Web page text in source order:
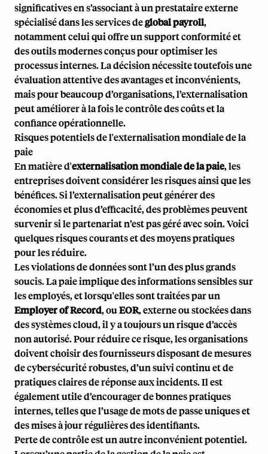
significatives en s’associant à un prestataire externe
spécialisé dans les services deglobal payroll,
notamment celui qui offre un support conformité et
des outils modernes conçus pour optimiser les
processus internes. La décision nécessite toutefois une
évaluation attentive des avantages et inconvénients,
mais pour beaucoup d’organisations, l’externalisation
peut améliorer à la fois le contrôle des coûts et la
confiance opérationnelle.
Risques potentiels de l'externalisation mondiale de la
paie
En matière d'externalisation mondiale de la paie, les
entreprises doivent considérer les risques ainsi que les
bénéfices. Si l’externalisation peut générer des
économies et plus d’efficacité, des problèmes peuvent
survenir si le partenariat n’est pas géré avec soin. Voici
quelques risques courants et des moyens pratiques
pour les réduire.
Les violations de données sont l’un des plus grands
soucis. La paie implique des informations sensibles sur
les employés, et lorsqu'elles sont traitées par un
Employer of Record, ouEOR, externe ou stockées dans
des systèmes cloud, il y a toujours un risque d’accès
non autorisé. Pour réduire ce risque, les organisations
doivent choisir des fournisseurs disposant de mesures
de cybersécurité robustes, d’un suivi continu et de
pratiques claires de réponse aux incidents. Il est
également utile d’encourager de bonnes pratiques
internes, telles que l’usage de mots de passe uniques et
des mises à jour régulières des identifiants.
Perte de contrôleest un autre inconvénient potentiel.